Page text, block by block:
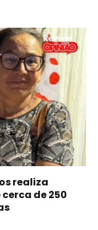
realiza
de 250